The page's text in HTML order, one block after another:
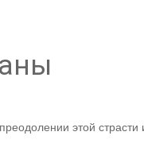
этой страсти